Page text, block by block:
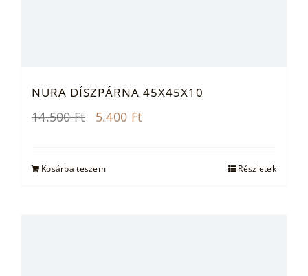
NURA DÍSZPÁRNA 45X45X10
14.500Ft
Original
14.500 Ft.
5.400 Ft
Kosárba teszem Részletek